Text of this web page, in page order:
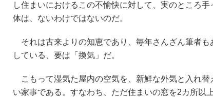
し住まいにおけるこの不愉快に対して、実のところ
体は、ないわけではないのだ。
それは古来よりの知恵であり、毎年さんざん筆者も
している、要は「換気」だ。
こもって湿気た屋内の空気を、新鮮な外気と入れ替
い家事である。すなわち、ただ住まいの窓を2カ所以